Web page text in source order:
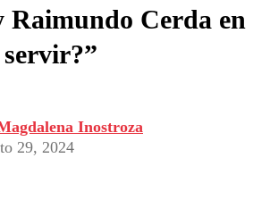
Raimundo Cerda en
Inostroza
29, 2024